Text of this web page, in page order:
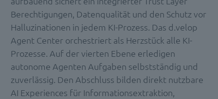
Berechtigungen, Datenqualität und den Schutz vor
Halluzinationen in jedem KI-Prozess. Das d.velop
Agent Center orchestriert als Herzstück alle KI-
Prozesse. Auf der vierten Ebene erledigen
autonome Agenten Aufgaben selbstständig und
zuverlässig. Den Abschluss bilden direkt nutzbare
AI Experiences für Informationsextraktion,